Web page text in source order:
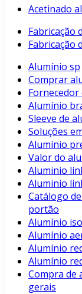
Acetinado
Fabricação
Fabricação
Alumínio sp
Comprar
Alumínio
Sleeve de
Soluções
Alumínio
Valor do
Aluminio
Aluminio
Catálogo
portão
Alumínio
Alumínio
Alumínio
Alumínio
Compra de
gerais